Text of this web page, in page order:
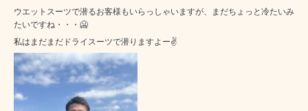
ウエットスーツで潜るお客様もいらっしゃいますが、まだちょっと冷たいみ
たいですね・・・🥶
私はまだまだドライスーツで潜りますよー✌️